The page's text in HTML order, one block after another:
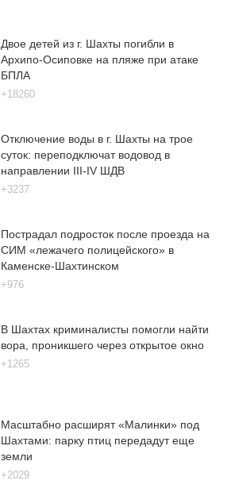
Двое детей из г. Шахты погибли в
Архипо-Осиповке на пляже при атаке
БПЛА
+18260
Отключение воды в г. Шахты на трое
суток: переподключат водовод в
направлении III-IV ШДВ
+3237
Пострадал подросток после проезда на
СИМ «лежачего полицейского» в
Каменске-Шахтинском
+976
В Шахтах криминалисты помогли найти
вора, проникшего через открытое окно
+1265
Масштабно расширят «Малинки» под
Шахтами: парку птиц передадут еще
земли
+2029